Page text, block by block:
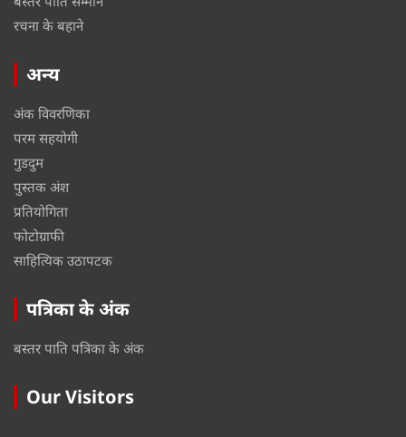
रचना के बहाने
अन्य
अंक विवरणिका
परम सहयोगी
गुडदुम
पुस्तक अंश
प्रतियोगिता
फोटोग्राफी
साहित्यिक उठापटक
पत्रिका के अंक
बस्तर पाति पत्रिका के अंक
Our Visitors